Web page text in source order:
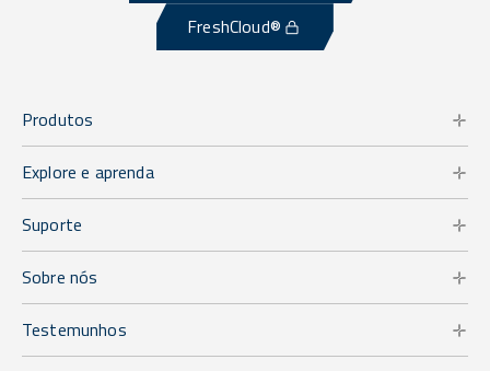
FreshCloud®
Produtos
Explore e aprenda
Suporte
Sobre nós
Testemunhos